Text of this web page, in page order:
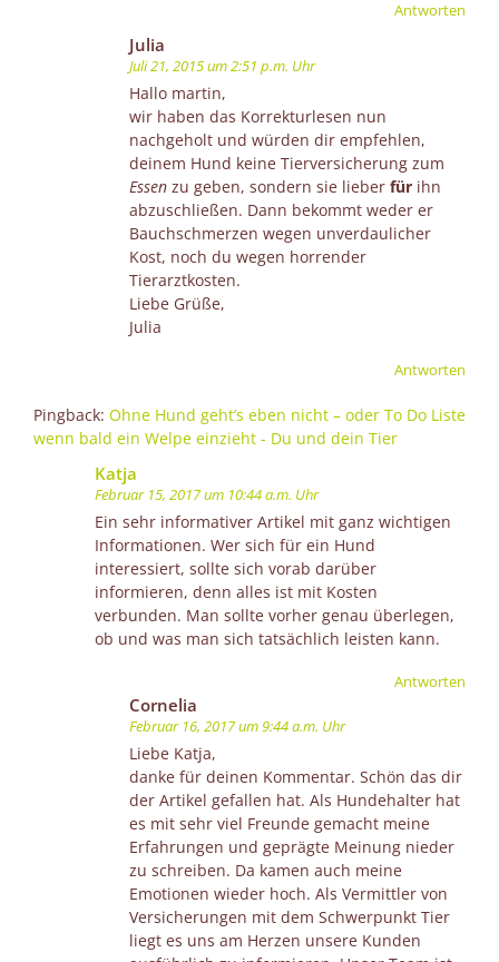
Antworten
Julia
Juli 21, 2015 um 2:51 p.m. Uhr
Hallo martin,
wir haben das Korrekturlesen nun
nachgeholt und würden dir empfehlen,
deinem Hund keine Tierversicherung zum
Essen zu geben, sondern sie lieber für ihn
abzuschließen. Dann bekommt weder er
Bauchschmerzen wegen unverdaulicher
Kost, noch du wegen horrender
Tierarztkosten.
Liebe Grüße,
Julia
Antworten
Pingback: Ohne Hund geht’s eben nicht – oder To Do Liste
wenn bald ein Welpe einzieht - Du und dein Tier
Katja
Februar 15, 2017 um 10:44 a.m. Uhr
Ein sehr informativer Artikel mit ganz wichtigen
Informationen. Wer sich für ein Hund
interessiert, sollte sich vorab darüber
informieren, denn alles ist mit Kosten
verbunden. Man sollte vorher genau überlegen,
ob und was man sich tatsächlich leisten kann.
Antworten
Cornelia
Februar 16, 2017 um 9:44 a.m. Uhr
Liebe Katja,
danke für deinen Kommentar. Schön das dir
der Artikel gefallen hat. Als Hundehalter hat
es mit sehr viel Freunde gemacht meine
Erfahrungen und geprägte Meinung nieder
zu schreiben. Da kamen auch meine
Emotionen wieder hoch. Als Vermittler von
Versicherungen mit dem Schwerpunkt Tier
liegt es uns am Herzen unsere Kunden